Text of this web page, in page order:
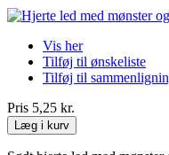
Vis her
Tilføj til ønskeliste
Tilføj til
Pris 5,25 kr.
Læg i kurv